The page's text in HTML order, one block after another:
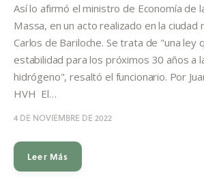
Quiénes somos
Así lo afirmó el ministro de Economía de
Massa, en un acto realizado en la ciudad
Carlos de Bariloche. Se trata de "una ley
estabilidad para los próximos 30 años a
hidrógeno", resaltó el funcionario. Por
HVH El…
4 DE NOVIEMBRE DE 2022
Leer Más